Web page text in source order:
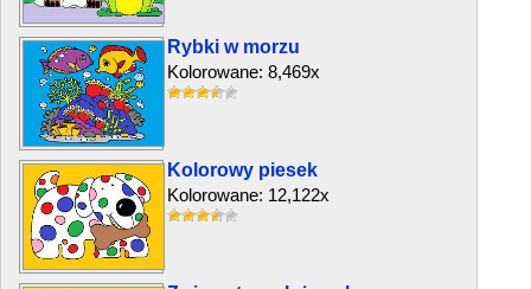
Rybki w morzu
Kolorowane: 8,469x
Kolorowy piesek
Kolorowane: 12,122x